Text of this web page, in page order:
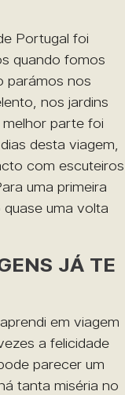
Portugal foi
quando fomos
parámos nos
nos jardins
parte foi
desta viagem,
com escuteiros
uma primeira
uma volta
JÁ TE
em viagem
a felicidade
parecer um
tanta miséria no